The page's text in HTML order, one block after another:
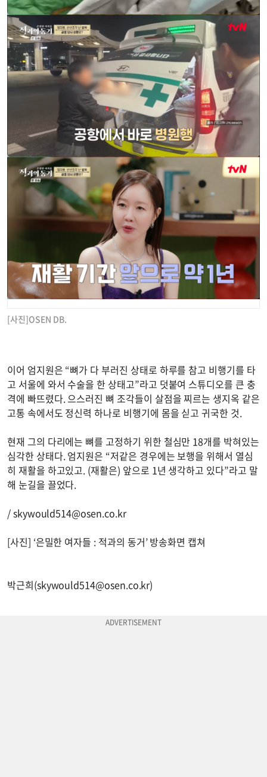
[사진]OSEN DB.
이어 엄지원은 “뼈가 다 부러진 상태로 하루를 참고 비행기를 타
고 서울에 와서 수술을 한 상태고”라고 덧붙여 스튜디오를 큰 충
격에 빠뜨렸다. 으스러진 뼈 조각들이 살점을 찌르는 생지옥 같은
고통 속에서도 정신력 하나로 비행기에 몸을 싣고 귀국한 것.
현재 그의 다리에는 뼈를 고정하기 위한 철심만 18개를 박혀있는
심각한 상태다. 엄지원은 “저같은 경우에는 보행을 위해서 열심
히 재활을 하고있고. (재활은) 앞으로 1년 생각하고 있다”라고 말
해 눈길을 끌었다.
/ skywould514@osen.co.kr
[사진] ‘은밀한 여자들 : 적과의 동거’ 방송화면 캡쳐
박근희(skywould514@osen.co.kr)